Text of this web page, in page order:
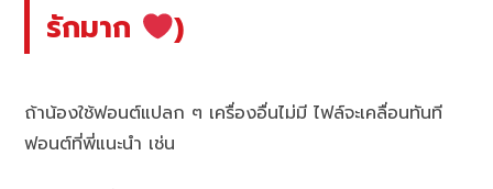
รักมาก
)
ถ้าน้องใช้ฟอนต์แปลก ๆ เครื่องอื่นไม่มี ไฟล์จะเคลื่อนทันที
ฟอนต์ที่พี่แนะนำ เช่น